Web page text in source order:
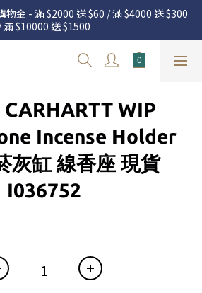
物金 - 滿 $2000 送 $60 / 滿 $4000 送 $300
滿 $10000 送 $1500
物金 - 滿 $2000 送 $60 / 滿 $4000 送 $300
滿 $10000 送 $1500
日本連線中，絕對讓你買到爆
Welcome
物金 - 滿 $2000 送 $60 / 滿 $4000 送 $300
滿 $10000 送 $1500
CARHARTT WIP
Incense Holder
灰缸 線香座 現貨
I036752